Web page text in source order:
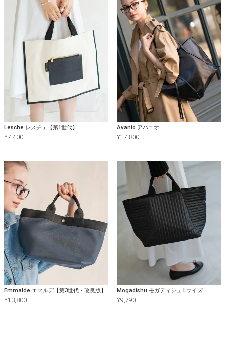
Lesche レスチェ【第1世代】
¥7,400
Avanio アバニオ
¥17,800
Emmalde エマルデ【第3世代・改良版】
¥13,800
Mogadishu モガディシュ Lサイズ
¥9,790